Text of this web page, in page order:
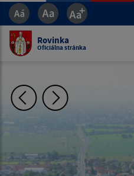
Rovinka
Oficiálna stránka